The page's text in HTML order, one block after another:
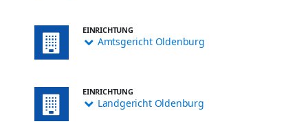
EINRICHTUNG
Amtsgericht Oldenburg
EINRICHTUNG
Landgericht Oldenburg